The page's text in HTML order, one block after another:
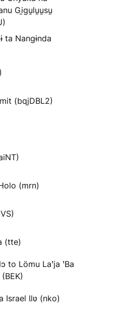
Gi̱gu̱lu̱u̱su̱
ta Nangɨnda
(bqjDBL2)
(mrn)
(tte)
to Lömu Laꞌja ꞌBa
Israel Ɩlʋ (nko)